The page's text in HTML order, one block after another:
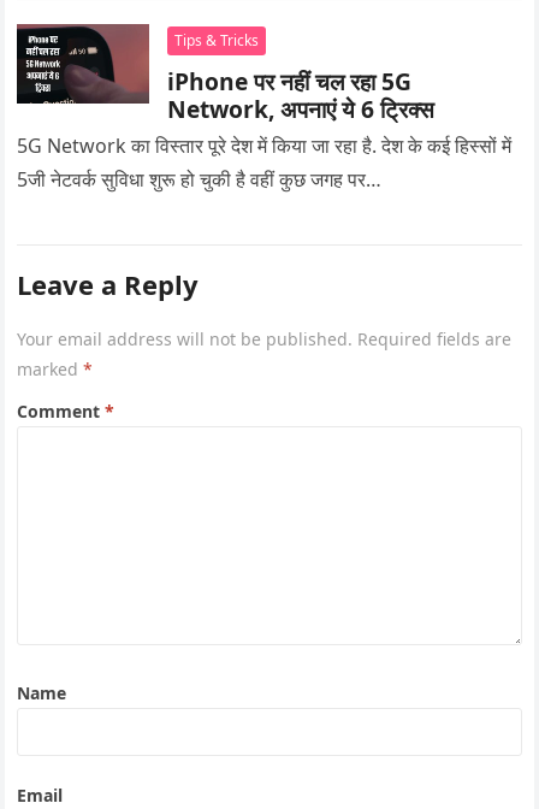
Tips & Tricks
iPhone पर नहीं चल रहा 5G
Network, अपनाएं ये 6 ट्रिक्स
5G Network का विस्तार पूरे देश में किया जा रहा है. देश के कई हिस्सों में
5जी नेटवर्क सुविधा शुरू हो चुकी है वहीं कुछ जगह पर…
Leave a Reply
Your email address will not be published. Required fields are
marked*
Comment*
Name
Email